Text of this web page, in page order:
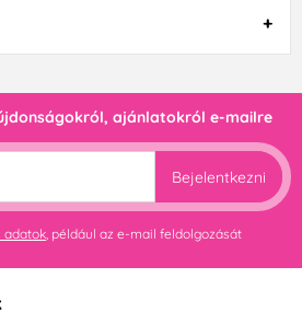
ajánlatokról e-mailre
Bejelentkezni
adatok, például az e-mail feldolgozását